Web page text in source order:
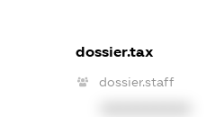
dossier.tax
dossier.staff